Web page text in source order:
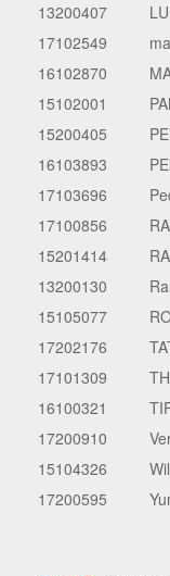
13200407
17102549
16102870
15102001
15200405
16103893
17103696
17100856
15201414
13200130
15105077
17202176
17101309
16100321
17200910
15104326
17200595